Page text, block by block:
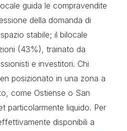
guida le compravendite
della domanda di
stabile; il bilocale
(43%), trainato da
e investitori. Chi
posizionato in una zona a
come Ostiense o San
particolarmente liquido. Per
disponibili a